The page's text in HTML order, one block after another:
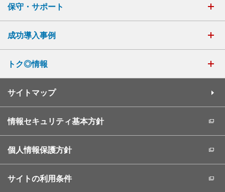
保守・サポート
成功導入事例
トク◎情報
サイトマップ
情報セキュリティ基本方針
個人情報保護方針
サイトの利用条件